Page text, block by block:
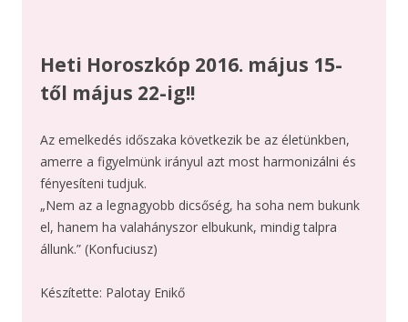
Heti Horoszkóp 2016. május 15-
től május 22-ig!!
Az emelkedés időszaka következik be az életünkben,
amerre a figyelmünk irányul azt most harmonizálni és
fényesíteni tudjuk.
„Nem az a legnagyobb dicsőség, ha soha nem bukunk
el, hanem ha valahányszor elbukunk, mindig talpra
állunk.” (Konfuciusz)
Készítette: Palotay Enikő